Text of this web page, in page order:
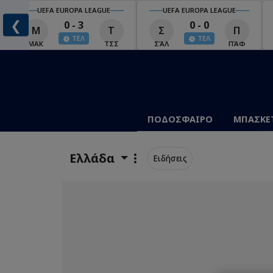
❮
UEFA EUROPA LEAGUE
Μ
ΜΑΚ
0 - 3
ΤΕΛ
Τ
ΤΣΣ
UEFA EUROPA LEAGUE
Σ
ΣΆΛ
0 - 0
ΤΕΛ
Π
ΠΆΦ
ΠΟΔΟΣΦΑΙΡΟ
Ελλάδα Ειδήσεις